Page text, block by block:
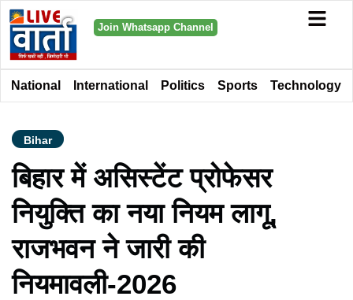
Join Whatsapp Channel
National International Politics Sports Technology
Bihar
बिहार में असिस्टेंट प्रोफेसर
नियुक्ति का नया नियम लागू,
राजभवन ने जारी की
नियमावली-2026